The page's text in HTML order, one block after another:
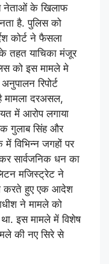
नेताओं के खिलाफ
है. पुलिस को
कोर्ट ने फैसला
तहत याचिका मंजूर
को इस मामले मे
रिपोर्ट
मामला दरअसल,
में आरोप लगाया
गुलाब सिंह और
में विभिन्न जगहों पर
सार्वजनिक धन का
मजिस्ट्रेट ने
करते हुए एक आदेश
ने मामले को
इस मामले में विशेष
की नए सिरे से